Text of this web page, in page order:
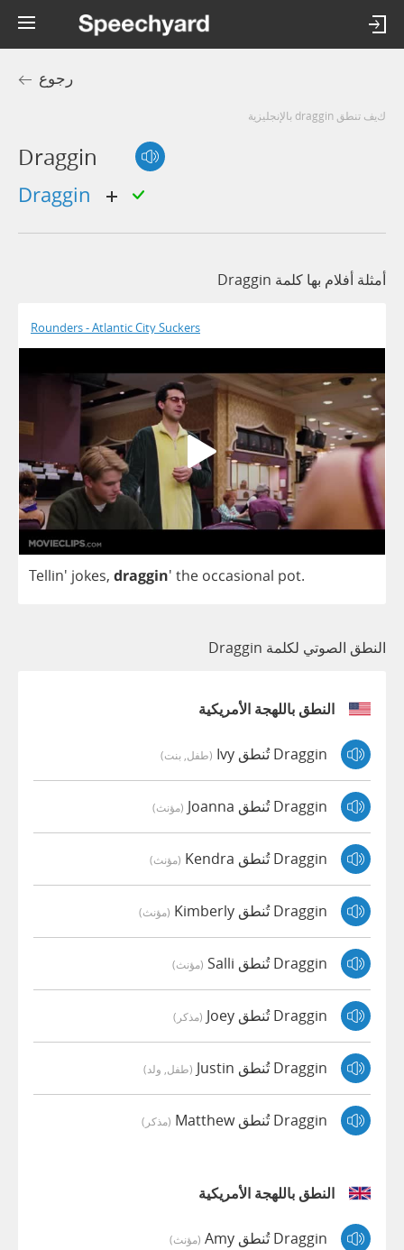
رجوع
كيف تنطق draggin بالإنجليزية
Draggin
draggin
أمثلة أفلام بها كلمة Draggin
Rounders - Atlantic City Suckers
Tellin' jokes, draggin' the occasional pot.
النطق الصوتي لكلمة Draggin
النطق باللهجة الأمريكية
Draggin تُنطق Ivy (طفل, بنت)
Draggin تُنطق Joanna (مؤنث)
Draggin تُنطق Kendra (مؤنث)
Draggin تُنطق Kimberly (مؤنث)
Draggin تُنطق Salli (مؤنث)
Draggin تُنطق Joey (مذكر)
Draggin تُنطق Justin (طفل, ولد)
Draggin تُنطق Matthew (مذكر)
النطق باللهجة الأمريكية
Draggin تُنطق Amy (مؤنث)